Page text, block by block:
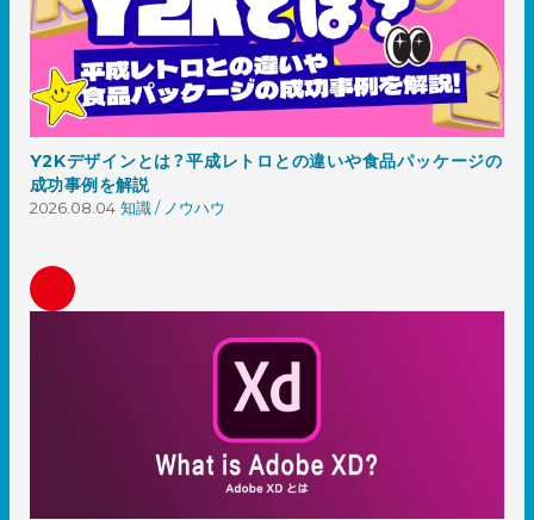
Y2Kデザインとは？平成レトロとの違いや食品パッケージの
成功事例を解説
2026.08.04 知識 / ノウハウ